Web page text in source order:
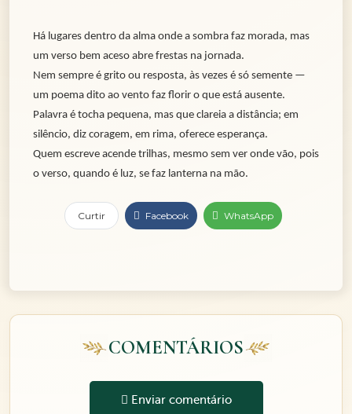
Há lugares dentro da alma onde a sombra faz morada, mas
um verso bem aceso abre frestas na jornada.
Nem sempre é grito ou resposta, às vezes é só semente —
um poema dito ao vento faz florir o que está ausente.
Palavra é tocha pequena, mas que clareia a distância; em
silêncio, diz coragem, em rima, oferece esperança.
Quem escreve acende trilhas, mesmo sem ver onde vão, pois
o verso, quando é luz, se faz lanterna na mão.
Curtir Facebook WhatsApp
COMENTÁRIOS
Enviar comentário